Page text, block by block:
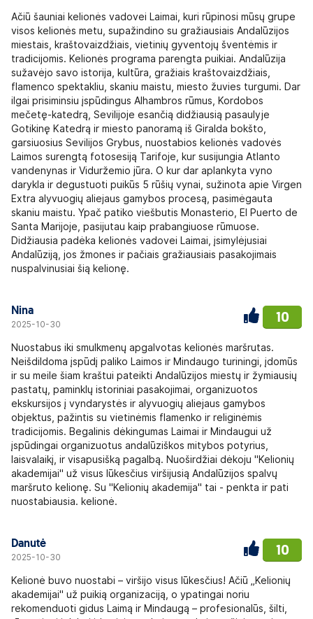
Ačiū šauniai kelionės vadovei Laimai, kuri rūpinosi mūsų grupe
visos kelionės metu, supažindino su gražiausiais Andalūzijos
miestais, kraštovaizdžiais, vietinių gyventojų šventėmis ir
tradicijomis. Kelionės programa parengta puikiai. Andalūzija
sužavėjo savo istorija, kultūra, gražiais kraštovaizdžiais,
flamenco spektakliu, skaniu maistu, miesto žuvies turgumi. Dar
ilgai prisiminsiu įspūdingus Alhambros rūmus, Kordobos
mečetę-katedrą, Sevilijoje esančią didžiausią pasaulyje
Gotikinę Katedrą ir miesto panoramą iš Giralda bokšto,
garsiuosius Sevilijos Grybus, nuostabios kelionės vadovės
Laimos surengtą fotosesiją Tarifoje, kur susijungia Atlanto
vandenynas ir Viduržemio jūra. O kur dar aplankyta vyno
darykla ir degustuoti puikūs 5 rūšių vynai, sužinota apie Virgen
Extra alyvuogių aliejaus gamybos procesą, pasimėgauta
skaniu maistu. Ypač patiko viešbutis Monasterio, El Puerto de
Santa Marijoje, pasijutau kaip prabangiuose rūmuose.
Didžiausia padėka kelionės vadovei Laimai, įsimylėjusiai
Andalūziją, jos žmones ir pačiais gražiausiais pasakojimais
nuspalvinusiai šią kelionę.
Nina
2025-10-30 10
Nuostabus iki smulkmenų apgalvotas kelionės maršrutas.
Neišdildoma įspūdį paliko Laimos ir Mindaugo turiningi, įdomūs
ir su meile šiam kraštui pateikti Andalūzijos miestų ir žymiausių
pastatų, paminklų istoriniai pasakojimai, organizuotos
ekskursijos į vyndarystės ir alyvuogių aliejaus gamybos
objektus, pažintis su vietinėmis flamenko ir religinėmis
tradicijomis. Begalinis dėkingumas Laimai ir Mindaugui už
įspūdingai organizuotus andalūziškos mitybos potyrius,
laisvalaikį, ir visapusišką pagalbą. Nuoširdžiai dėkoju "Kelionių
akademijai" už visus lūkesčius viršijusią Andalūzijos spalvų
maršruto kelionę. Su "Kelionių akademija" tai - penkta ir pati
nuostabiausia. kelionė.
Danutė
2025-10-30 10
Kelionė buvo nuostabi – viršijo visus lūkesčius! Ačiū „Kelionių
akademijai" už puikią organizaciją, o ypatingai noriu
rekomenduoti gidus Laimą ir Mindaugą – profesionalūs, šilti,